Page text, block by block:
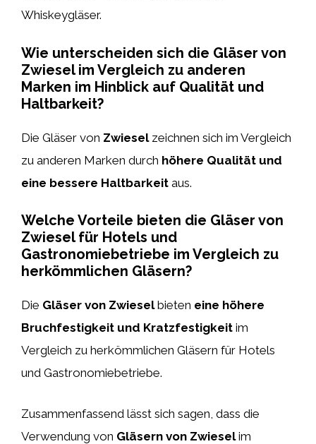
Whiskeygläser.
Wie unterscheiden sich die Gläser von
Zwiesel im Vergleich zu anderen
Marken im Hinblick auf Qualität und
Haltbarkeit?
Die Gläser von Zwieselzeichnen sich im Vergleich
zu anderen Marken durch höhere Qualität und
eine bessere Haltbarkeit aus.
Welche Vorteile bieten die Gläser von
Zwiesel für Hotels und
Gastronomiebetriebe im Vergleich zu
herkömmlichen Gläsern?
Die Gläser von Zwieselbieten eine höhere
Bruchfestigkeit und Kratzfestigkeit im
Vergleich zu herkömmlichen Gläsern für Hotels
und Gastronomiebetriebe.
Zusammenfassend lässt sich sagen, dass die
Verwendung von Gläsern von Zwieselim